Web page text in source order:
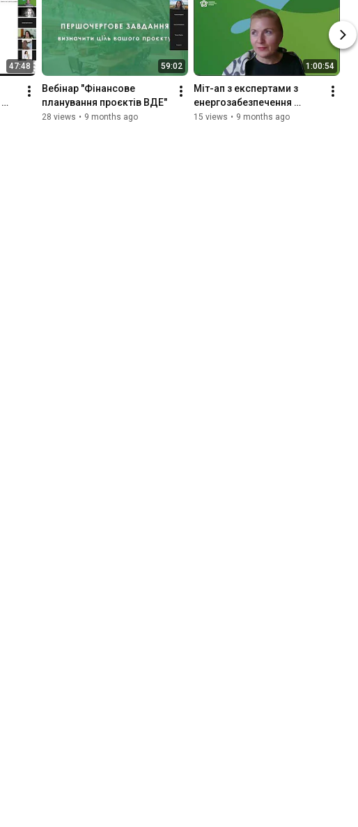
47:48 59:02
Вебінар "Фінансове
планування проєктів ВДЕ"
28 views • 9 months ago
1:00:54
Міт-ап з експертами з
енергозабезпечення
бізнесу
15 views • 9 months ago